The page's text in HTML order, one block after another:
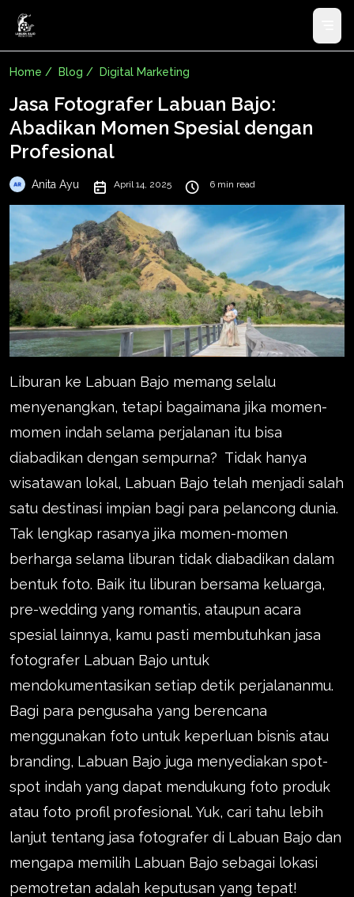
Home / Blog / Digital Marketing
Jasa Fotografer Labuan Bajo:
Abadikan Momen Spesial dengan
Profesional
Anita Ayu April 14, 2025 6 min read
Liburan ke Labuan Bajo memang selalu
menyenangkan, tetapi bagaimana jika momen-
momen indah selama perjalanan itu bisa
diabadikan dengan sempurna? Tidak hanya
wisatawan lokal, Labuan Bajo telah menjadi salah
satu destinasi impian bagi para pelancong dunia.
Tak lengkap rasanya jika momen-momen
berharga selama liburan tidak diabadikan dalam
bentuk foto. Baik itu liburan bersama keluarga,
pre-wedding yang romantis, ataupun acara
spesial lainnya, kamu pasti membutuhkan jasa
fotografer Labuan Bajo untuk
mendokumentasikan setiap detik perjalananmu.
Bagi para pengusaha yang berencana
menggunakan foto untuk keperluan bisnis atau
branding, Labuan Bajo juga menyediakan spot-
spot indah yang dapat mendukung foto produk
atau foto profil profesional. Yuk, cari tahu lebih
lanjut tentang jasa fotografer di Labuan Bajo dan
mengapa memilih Labuan Bajo sebagai lokasi
pemotretan adalah keputusan yang tepat!